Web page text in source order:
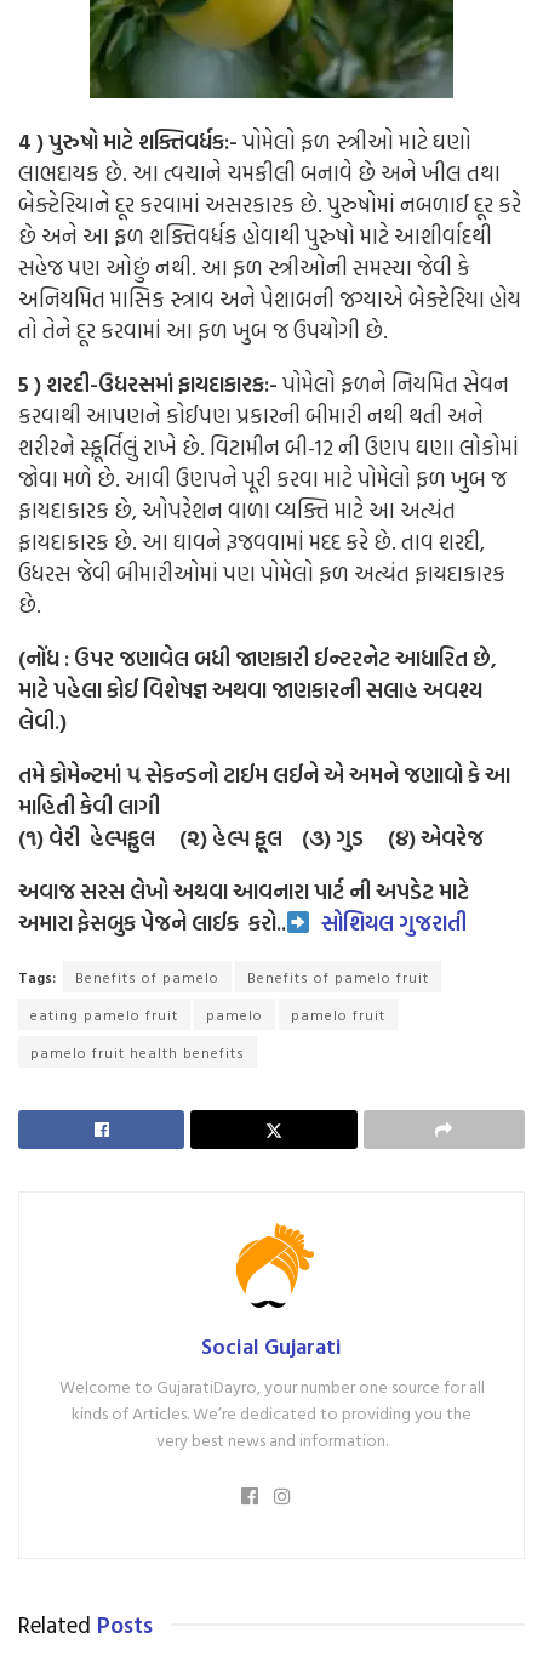
4 ) પુરુષો માટે શક્તિવર્ધક:-પોમેલો ફળ સ્ત્રીઓ માટે ઘણો
લાભદાયક છે. આ ત્વચાને ચમકીલી બનાવે છે અને ખીલ તથા
બેક્ટેરિયાને દૂર કરવામાં અસરકારક છે. પુરુષોમાં નબળાઈ દૂર કરે
છે અને આ ફળ શક્તિવર્ધક હોવાથી પુરુષો માટે આશીર્વાદથી
સહેજ પણ ઓછું નથી. આ ફળ સ્ત્રીઓની સમસ્યા જેવી કે
અનિયમિત માસિક સ્ત્રાવ અને પેશાબની જગ્યાએ બેક્ટેરિયા હોય
તો તેને દૂર કરવામાં આ ફળ ખુબ જ ઉપયોગી છે.
5 ) શરદી-ઉધરસમાં ફાયદાકારક:-પોમેલો ફળને નિયમિત સેવન
કરવાથી આપણને કોઈપણ પ્રકારની બીમારી નથી થતી અને
શરીરને સ્ફૂર્તિલું રાખે છે. વિટામીન બી-12 ની ઉણપ ઘણા લોકોમાં
જોવા મળે છે. આવી ઉણપને પૂરી કરવા માટે પોમેલો ફળ ખુબ જ
ફાયદાકારક છે, ઓપરેશન વાળા વ્યક્તિ માટે આ અત્યંત
ફાયદાકારક છે. આ ઘાવને રૂજવવામાં મદદ કરે છે. તાવ શરદી,
ઉધરસ જેવી બીમારીઓમાં પણ પોમેલો ફળ અત્યંત ફાયદાકારક
છે.
(નોંધ : ઉપર જણાવેલ બધી જાણકારી ઈન્ટરનેટ આધારિત છે,
માટે પહેલા કોઈ વિશેષજ્ઞ અથવા જાણકારની સલાહ અવશ્ય
લેવી.)
તમે કોમેન્ટમાં ૫ સેકન્ડનો ટાઈમ લઈને એ અમને જણાવો કે આ
માહિતી કેવી લાગી
(૧) વેરી હેલ્પફુલ (૨) હેલ્પ ફૂલ (૩) ગુડ (૪) એવરેજ
અવાજ સરસ લેખો અથવા આવનારા પાર્ટ ની અપડેટ માટે
અમારા ફેસબુક પેજને લાઈક કરો.. સોશિયલ ગુજરાતી
Tags: Benefits of pamelo
Benefits of pamelo fruit
eating pamelo fruit
pamelo
pamelo fruit
pamelo fruit health benefits
Social Gujarati
Welcome to GujaratiDayro, your number one source for all
kinds of Articles. We’re dedicated to providing you the
very best news and information.
Related Posts